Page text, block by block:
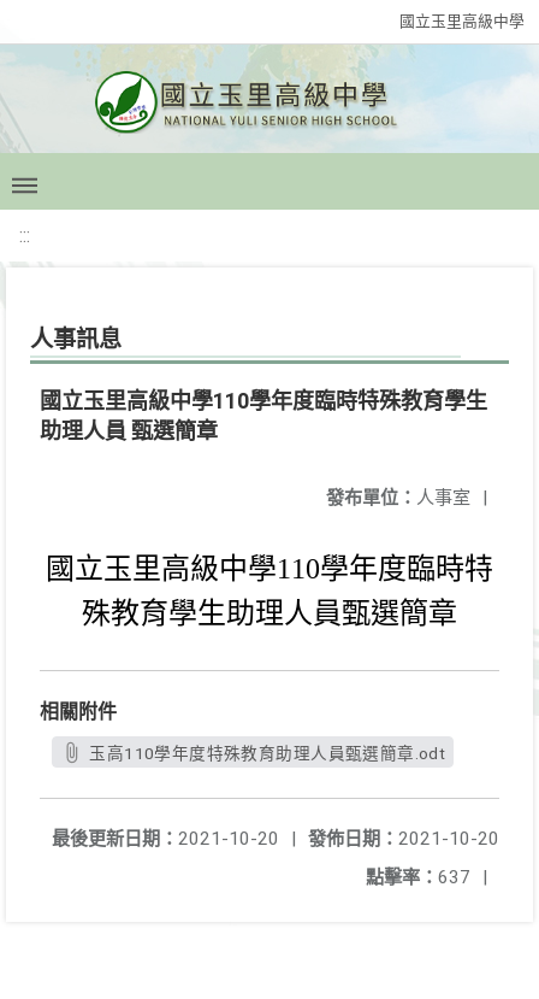
國立玉里高級中學
:::
人事訊息
國立玉里高級中學110學年度臨時特殊教育學生
助理人員 甄選簡章
發布單位： 人事室 |
國立玉里高級中學110學年度臨時特
殊教育學生助理人 員甄選簡章
相關附件
玉高110學年度特殊教育助理人員甄選簡章.odt
發佈日期： 2021-10-20
最後更新日期： 2021-10-20
|
點擊率： 637 |